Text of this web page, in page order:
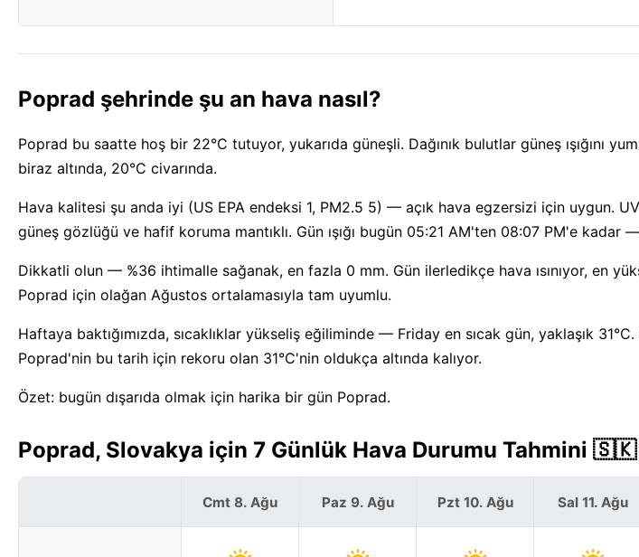
Poprad şehrinde şu an hava nasıl?
Poprad bu saatte hoş bir 22°C tutuyor, yukarıda güneşli. Dağınık bulutlar güneş ışığını
biraz altında, 20°C civarında.
Hava kalitesi şu anda iyi (US EPA endeksi 1, PM2.5 5) — açık hava egzersizi için uygun.
güneş gözlüğü ve hafif koruma mantıklı. Gün ışığı bugün 05:21 AM'ten 08:07 PM'e kadar
Dikkatli olun — %36 ihtimalle sağanak, en fazla 0 mm. Gün ilerledikçe hava ısınıyor, en
Poprad için olağan Ağustos ortalamasıyla tam uyumlu.
Haftaya baktığımızda, sıcaklıklar yükseliş eğiliminde — Friday en sıcak gün, yaklaşık
Poprad'nin bu tarih için rekoru olan 31°C'nin oldukça altında kalıyor.
Özet: bugün dışarıda olmak için harika bir gün Poprad.
Poprad, Slovakya için 7 Günlük Hava Durumu Tahmini 🇸🇰
Cmt 8. Ağu Paz 9. Ağu Pzt 10. Ağu Sal 11. Ağu